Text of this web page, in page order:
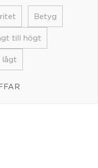
Betyg
till högt
lågt